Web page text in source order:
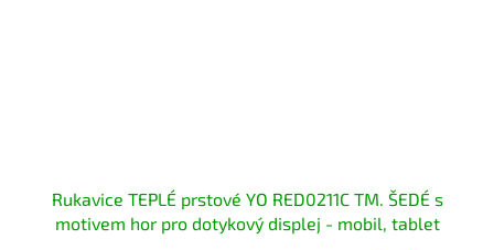
Rukavice TEPLÉ prstové YO RED0211C TM. ŠEDÉ s
motivem hor pro dotykový displej - mobil, tablet